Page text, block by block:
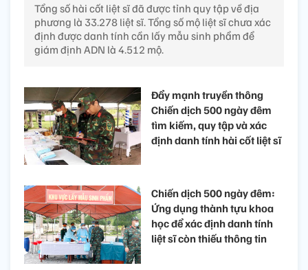
Tổng số hài cốt liệt sĩ đã được tỉnh quy tập về địa
phương là 33.278 liệt sĩ. Tổng số mộ liệt sĩ chưa xác
định được danh tính cần lấy mẫu sinh phẩm để
giám định ADN là 4.512 mộ.
Đẩy mạnh truyền thông
Chiến dịch 500 ngày đêm
tìm kiếm, quy tập và xác
định danh tính hài cốt liệt sĩ
Chiến dịch 500 ngày đêm:
Ứng dụng thành tựu khoa
học để xác định danh tính
liệt sĩ còn thiếu thông tin